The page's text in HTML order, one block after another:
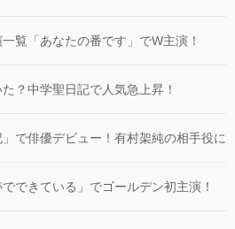
覧「あなたの番です」でW主演！
？中学聖日記で人気急上昇！
で俳優デビュー！有村架純の相手役に
できている」でゴールデン初主演！